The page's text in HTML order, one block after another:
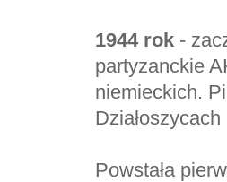
1944 rok-
partyzanckie
niemieckich.
Powstała